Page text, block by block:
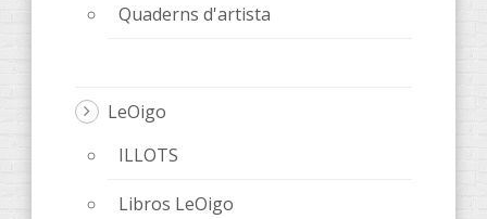
Quaderns d'artista
LeOigo
ILLOTS
Libros LeOigo